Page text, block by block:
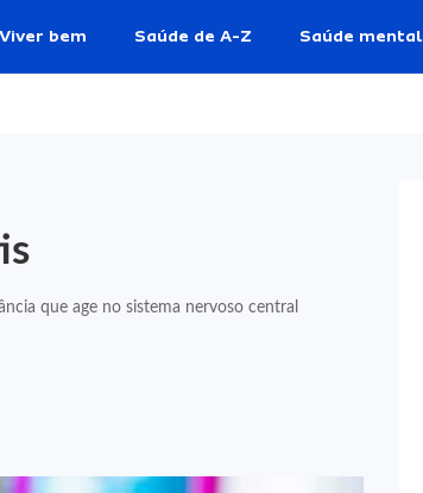
Viver bem Saúde de A-Z Saúde mental
que age no sistema nervoso central